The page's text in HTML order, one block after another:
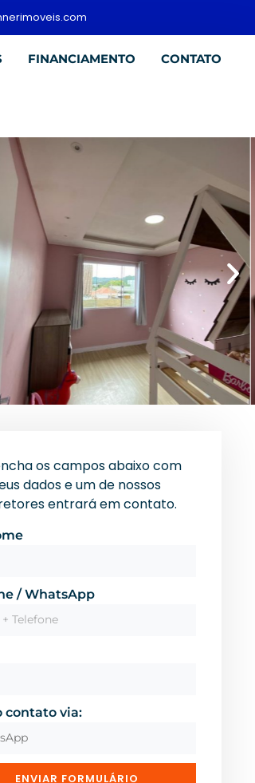
FINANCIAMENTO CONTATO
os campos abaixo com
dados e um de nossos
entrará em contato.
/ WhatsApp
contato via:
ENVIAR FORMULÁRIO